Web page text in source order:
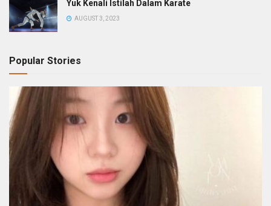
Yuk Kenali Istilah Dalam Karate
AUGUST 3, 2023
Popular Stories